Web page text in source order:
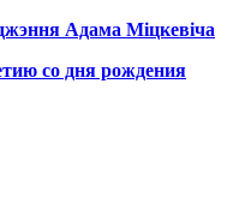
Адама Міцкевіча
со дня рождения